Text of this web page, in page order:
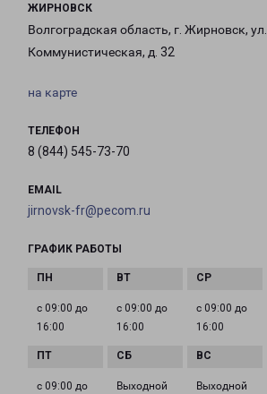
ЖИРНОВСК
Волгоградская область, г. Жирновск, ул.
Коммунистическая, д. 32
на карте
ТЕЛЕФОН
8 (844) 545-73-70
EMAIL
jirnovsk-fr@pecom.ru
ГРАФИК РАБОТЫ
с 09:00 до
16:00
с 09:00 до
16:00
с 09:00 до
16:00
с 09:00 до
Выходной Выходной